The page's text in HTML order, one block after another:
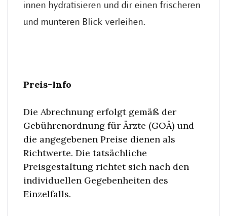
innen hydratisieren und dir einen frischeren
und munteren Blick verleihen.
Preis-Info
Die Abrechnung erfolgt gemäß der
Gebührenordnung für Ärzte (GOÄ) und
die angegebenen Preise dienen als
Richtwerte. Die tatsächliche
Preisgestaltung richtet sich nach den
individuellen Gegebenheiten des
Einzelfalls.